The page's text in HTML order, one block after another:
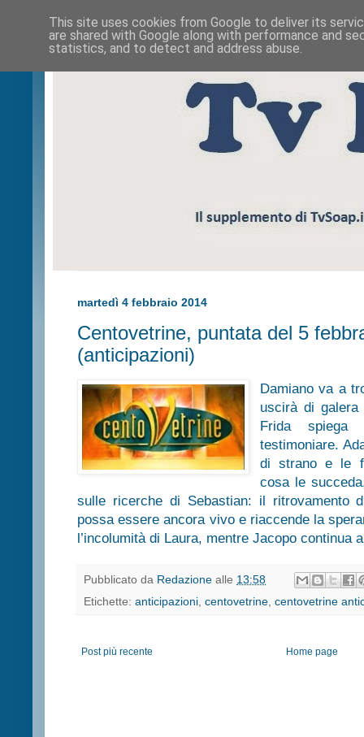
martedì 4 febbraio 2014
Centovetrine, puntata del 5
(anticipazioni)
Damiano va a
uscirà di
Frida
testimoniare.
di strano e le
cosa le
sulle ricerche di Sebastian: il ritrovamento
possa essere ancora vivo e riaccende la
l’incolumità di Laura, mentre Jacopo continua
Pubblicato da Redazione alle 13:58
Etichette: anticipazioni centovetrine centovetrine
Post più recente Home page
This site uses cookies from Google to deliver its
are shared with Google along with performance and
statistics, and to detect and address abuse.